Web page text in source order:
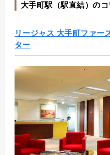
大手町駅（駅直結）の
リージャス 大手町ファー
ター